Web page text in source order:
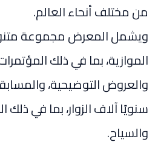
من مختلف أنحاء العالم.
ويشمل المعرض مجموعة
الموازية، بما في ذلك
والعروض التوضيحية،
سنويًا آلاف الزوار، بما في ذلك
والسياح.